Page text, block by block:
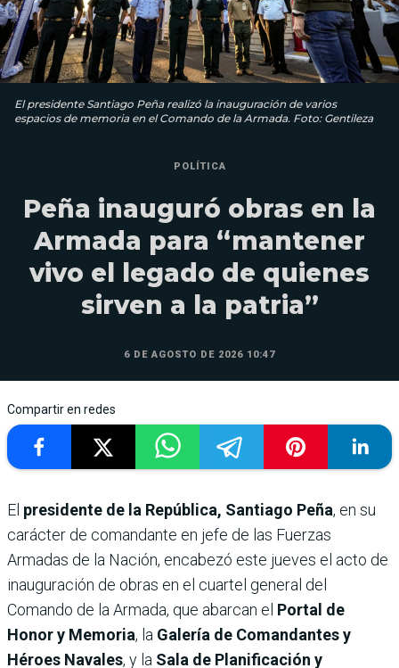
El presidente Santiago Peña realizó la inauguración de varios
espacios de memoria en el Comando de la Armada. Foto: Gentileza
POLÍTICA
Peña inauguró obras en la
Armada para “mantener
vivo el legado de quienes
sirven a la patria”
6 DE AGOSTO DE 2026 10:47
Compartir en redes
El presidente de la República, Santiago Peña, en su
carácter de comandante en jefe de las Fuerzas
Armadas de la Nación, encabezó este jueves el acto de
inauguración de obras en el cuartel general del
Comando de la Armada, que abarcan el Portal de
Honor y Memoria, la Galería de Comandantes y
Héroes Navales, y la Sala de Planificación y